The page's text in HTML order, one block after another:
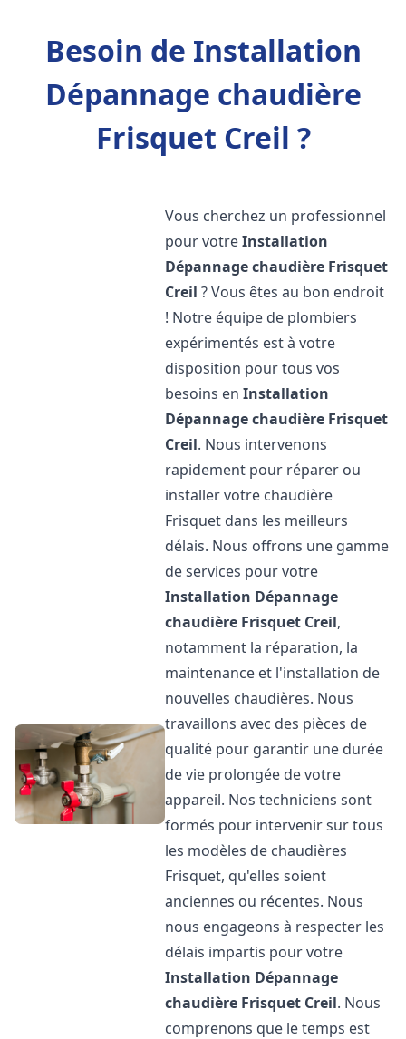
Besoin de Installation
Dépannage chaudière
Frisquet Creil ?
Vous cherchez un professionnel
pour votreInstallation
Dépannage chaudière Frisquet
Creil ? Vous êtes au bon endroit
! Notre équipe de plombiers
expérimentés est à votre
disposition pour tous vos
besoins enInstallation
Dépannage chaudière Frisquet
Creil. Nous intervenons
rapidement pour réparer ou
installer votre chaudière
Frisquet dans les meilleurs
délais. Nous offrons une gamme
de services pour votre
Installation Dépannage
chaudière Frisquet Creil,
notamment la réparation, la
maintenance et l'installation de
nouvelles chaudières. Nous
travaillons avec des pièces de
qualité pour garantir une durée
de vie prolongée de votre
appareil. Nos techniciens sont
formés pour intervenir sur tous
les modèles de chaudières
Frisquet, qu'elles soient
anciennes ou récentes. Nous
nous engageons à respecter les
délais impartis pour votre
Installation Dépannage
chaudière Frisquet Creil. Nous
comprenons que le temps est